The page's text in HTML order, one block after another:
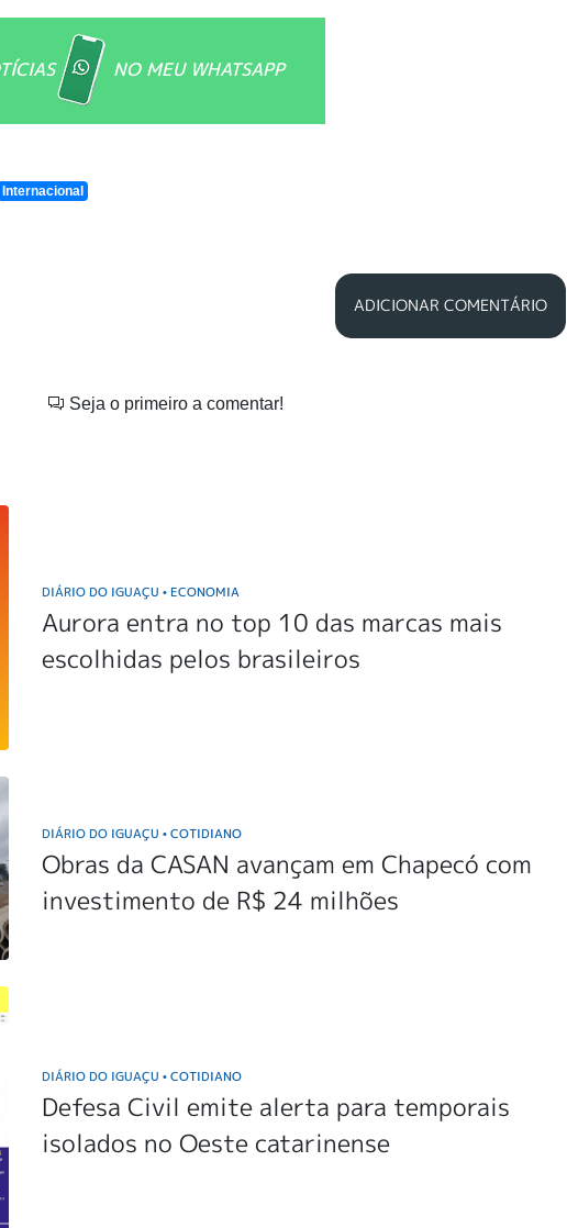
NO MEU WHATSAPP
Internacional
ADICIONAR COMENTÁRIO
Seja o primeiro a comentar!
DIÁRIO DO IGUAÇU• ECONOMIA
Aurora entra no top 10 das marcas mais
escolhidas pelos brasileiros
DIÁRIO DO IGUAÇU• COTIDIANO
Obras da CASAN avançam em Chapecó com
investimento de R$ 24 milhões
DIÁRIO DO IGUAÇU• COTIDIANO
Defesa Civil emite alerta para temporais
isolados no Oeste catarinense